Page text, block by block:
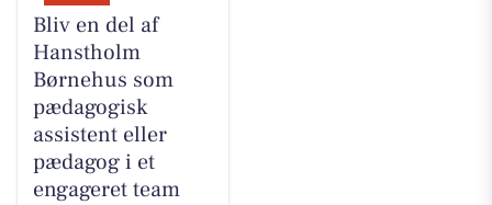
Bliv en del af
Hanstholm
Børnehus som
pædagogisk
assistent eller
pædagog i et
engageret team